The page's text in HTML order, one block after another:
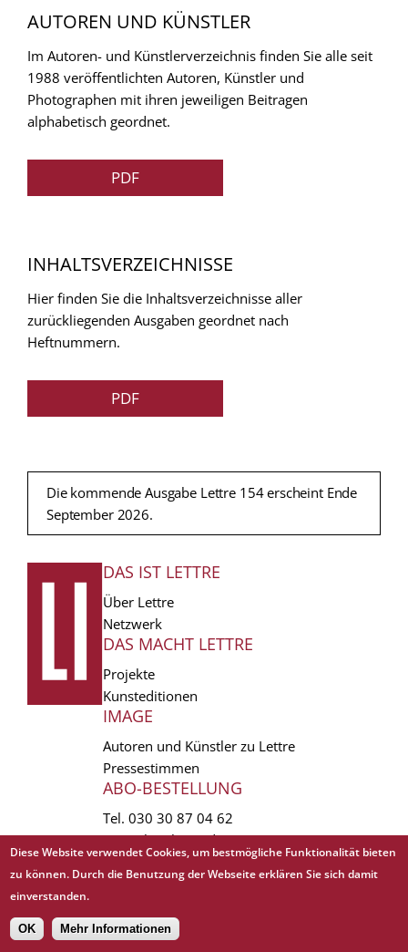
AUTOREN UND KÜNSTLER
Im Autoren- und Künstlerverzeichnis finden Sie alle seit
1988 veröffentlichten Autoren, Künstler und
Photographen mit ihren jeweiligen Beitragen
alphabetisch geordnet.
PDF
INHALTSVERZEICHNISSE
Hier finden Sie die Inhaltsverzeichnisse aller
zurückliegenden Ausgaben geordnet nach
Heftnummern.
PDF
Die kommende Ausgabe Lettre 154 erscheint Ende
September 2026.
FUSSZEILE
DAS IST LETTRE
Über Lettre
Netzwerk
DAS MACHT LETTRE
Projekte
Kunsteditionen
IMAGE
Autoren und Künstler zu Lettre
Pressestimmen
ABO-BESTELLUNG
Tel. 030 30 87 04 62
vertrieb(at)lettre.de
Copyright © 1988 - 2026 Lettre International. All rights reserved.
EXTRA
Sitemap 𝗳
Diese Website verwendet Cookies, um bestmögliche Funktionalität bieten
zu können. Durch die Benutzung der Webseite erklären Sie sich damit
einverstanden.
OK Mehr Informationen